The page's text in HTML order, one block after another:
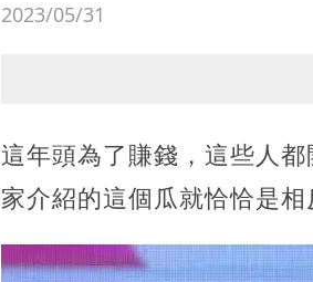
2023/05/31
這年頭為了賺錢，這些人
家介紹的這個瓜就恰恰是相